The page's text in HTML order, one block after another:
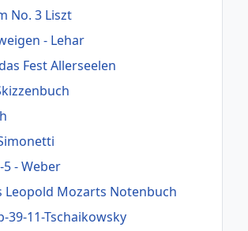
No. 3 Liszt
- Lehar
Fest Allerseelen
- Weber
Leopold Mozarts Notenbuch
39-11-Tschaikowsky